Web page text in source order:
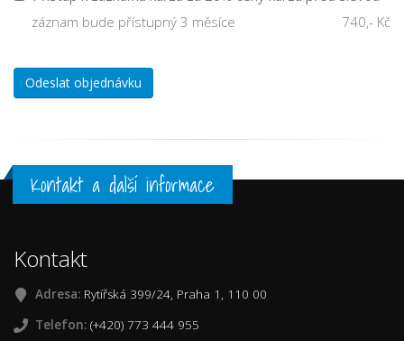
740,- Kč
záznam bude přístupný 3 měsíce
Odeslat objednávku
Kontakt a další informace
Kontakt
Adresa: Rytířská 399/24, Praha 1, 110 00
Telefon: (+420) 773 444 955